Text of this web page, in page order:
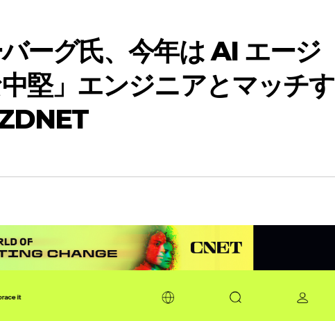
ーグ氏、今年は AI エージ
堅」エンジニアとマッチす